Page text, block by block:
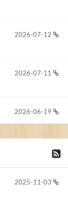
2026-07-12
2026-07-11
2026-06-19
2026-06-18
2025-11-03